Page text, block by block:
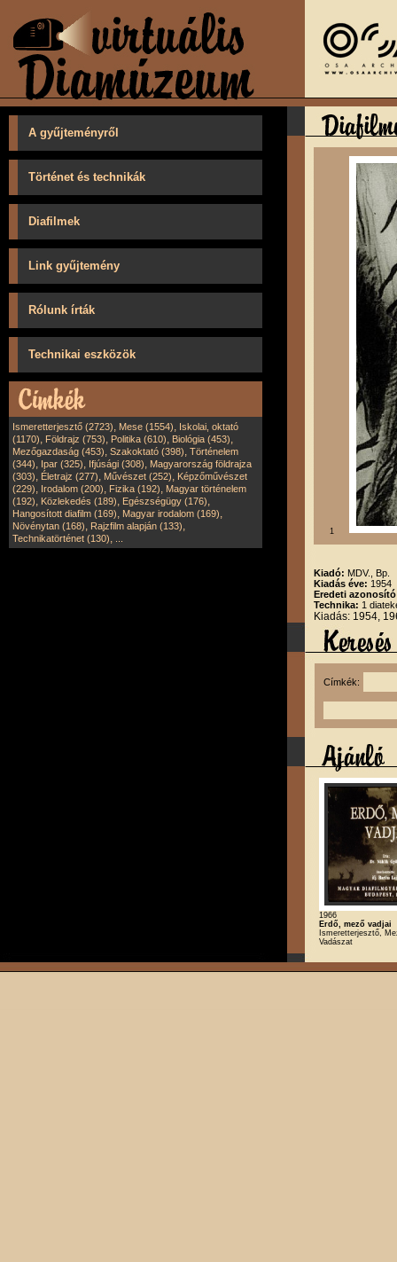
A gyűjteményről
Történet és technikák
Diafilmek
Link gyűjtemény
Rólunk írták
Technikai eszközök
Ismeretterjesztő (2723), Mese (1554), Iskolai, oktató
(1170), Földrajz (753), Politika (610), Biológia (453),
Mezőgazdaság (453), Szakoktató (398), Történelem
(344), Ipar (325), Ifjúsági (308), Magyarország földrajza
(303), Életrajz (277), Művészet (252), Képzőművészet
(229), Irodalom (200), Fizika (192), Magyar történelem
(192), Közlekedés (189), Egészségügy (176),
Hangosított diafilm (169), Magyar irodalom (169),
Növénytan (168), Rajzfilm alapján (133),
Technikatörténet (130),
1
Kiadó: MDV., Bp.
Kiadás éve: 1954
Eredeti
Technika: 1
Kiadás: 1954,
Címkék:
1966
Erdő, mező vadjai
Ismeretterjesztő,
Vadászat